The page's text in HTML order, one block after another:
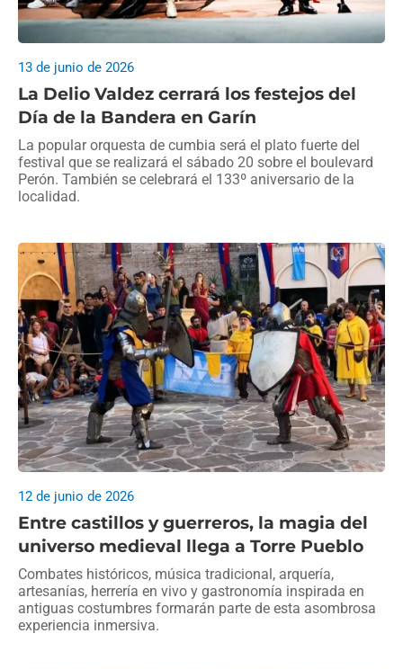
La Delio Valdez cerrará los festejos del
Día de la Bandera en Garín
13 de junio de 2026
La popular orquesta de cumbia será el plato fuerte del
festival que se realizará el sábado 20 sobre el boulevard
Perón. También se celebrará el 133º aniversario de la
localidad.
Entre castillos y guerreros, la magia del
universo medieval llega a Torre Pueblo
12 de junio de 2026
Combates históricos, música tradicional, arquería,
artesanías, herrería en vivo y gastronomía inspirada en
antiguas costumbres formarán parte de esta asombrosa
experiencia inmersiva.